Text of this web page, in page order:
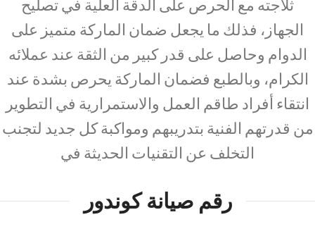
ثلاجته مع الحرص على الدقة العلية في تصليح
الجهاز، فذلك ما يجعل ضمان الماركة متميز على
الدوام وحاصل على قدر كبير من الثقة عند عملائه
الكرام، وبالطبع فضمان الماركة يحرص بشدة عند
انتقاء أفراد طاقم العمل والاستمرارية في التطوير
من قدرتهم الفنية بتدريبهم ومواكبة كل جديد لتجنب
التخلف عن التقنيات الحديثة في
رقم صيانة كوندور